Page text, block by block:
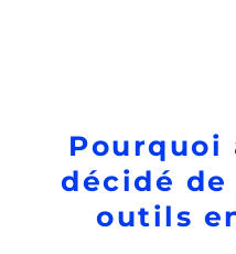
Pourquoi
décidé de
outils